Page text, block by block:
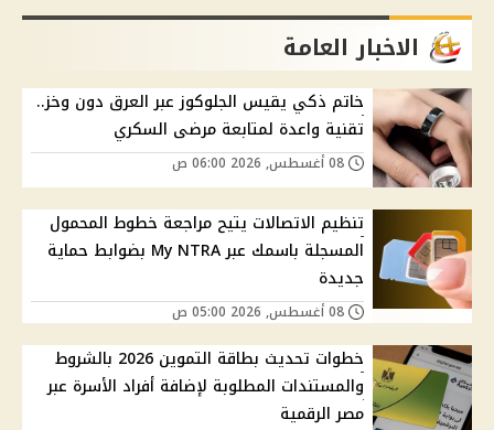
الاخبار العامة
خاتم ذكي يقيس الجلوكوز عبر العرق دون وخز..
تقنية واعدة لمتابعة مرضى السكري
تنظيم الاتصالات يتيح مراجعة خطوط المحمول
المسجلة باسمك عبر My NTRA بضوابط حماية
جديدة
خطوات تحديث بطاقة التموين 2026 بالشروط
والمستندات المطلوبة لإضافة أفراد الأسرة عبر
مصر الرقمية